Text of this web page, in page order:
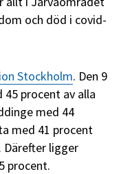
och död i covid-
Stockholm. Den 9
procent av alla
med 44
med 41 procent
Därefter ligger
procent.